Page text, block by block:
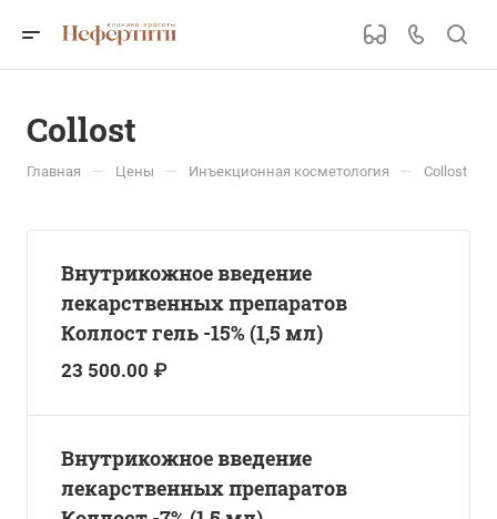
Collost
Главная — Цены — Инъекционная косметология — Collost
Внутрикожное введение
лекарственных препаратов
Коллост гель -15% (1,5 мл)
23 500.00 ₽
Внутрикожное введение
лекарственных препаратов